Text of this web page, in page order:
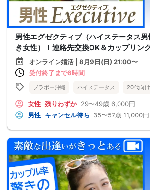
男性エグゼクティブ（ハイステータス
き女性）！連絡先交換OK＆カップリン
オンライン婚活 | 8月9日(日) 21:00〜
受付終了まで6時間
ブラボー沖縄 ハイステータス 20代向け
女性 残りわずか 29〜49歳 6,000円
男性 キャンセル待ち 35〜57歳 11,000円